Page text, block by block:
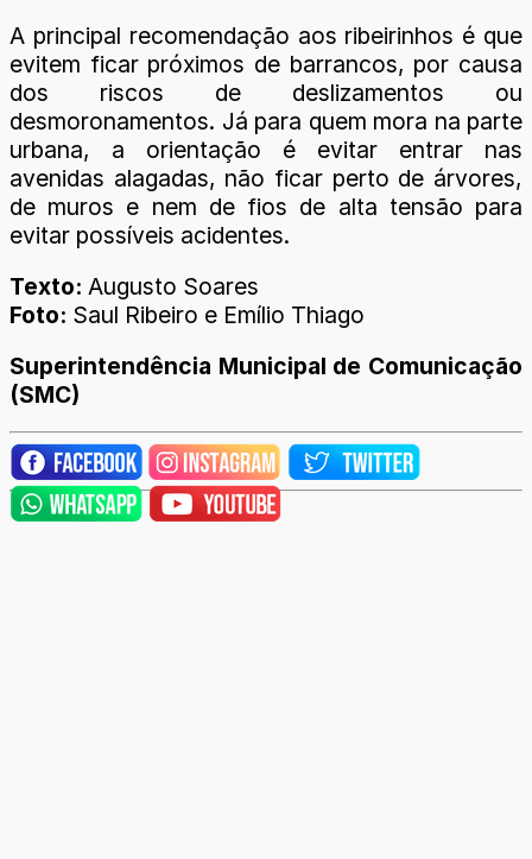
A principal recomendação aos ribeirinhos é que
evitem ficar próximos de barrancos, por causa
dos riscos de deslizamentos ou
desmoronamentos. Já para quem mora na parte
urbana, a orientação é evitar entrar nas
avenidas alagadas, não ficar perto de árvores,
de muros e nem de fios de alta tensão para
evitar possíveis acidentes.
Texto: Augusto Soares
Foto: Saul Ribeiro e Emílio Thiago
Superintendência Municipal de Comunicação
(SMC)